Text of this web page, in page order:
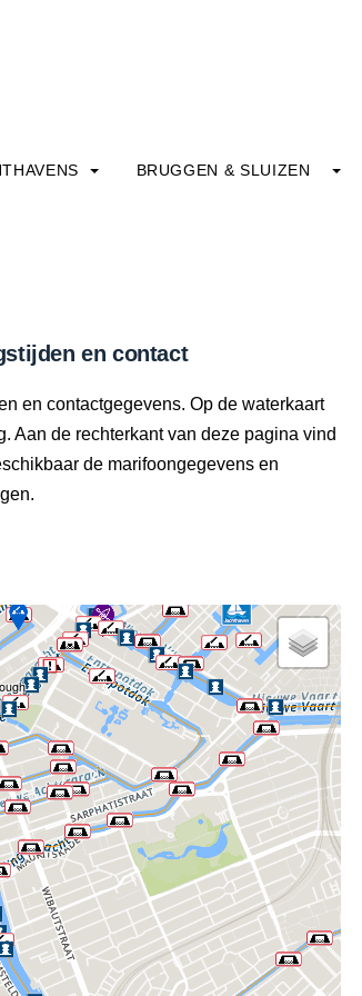
BRUGGEN & SLUIZEN
en contact
en contactgegevens. Op de waterkaart
Aan de rechterkant van deze pagina vind
de marifoongegevens en